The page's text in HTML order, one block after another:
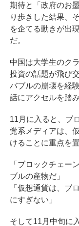
期待と「政府のお
り歩きした結果、
を企てる動きが出
だ。
中国は大学生のク
投資の話題が飛び
バブルの崩壊を経
話にアクセルを踏
11月に入ると、ブ
党系メディアは、
けることに重点を
「ブロックチェー
ブルの産物だ」
「仮想通貨は、ブ
にすぎない」
そして11月中旬に